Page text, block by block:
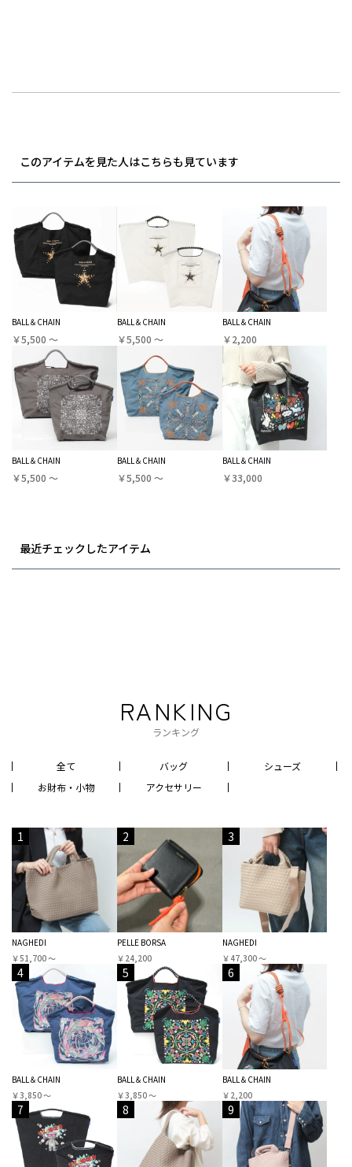
このアイテムを見た人はこちらも見ています
BALL＆CHAIN
￥5,500 〜
BALL＆CHAIN
￥5,500 〜
BALL＆CHAIN
￥2,200
BALL＆CHAIN
￥5,500 〜
BALL＆CHAIN
￥5,500 〜
BALL＆CHAIN
￥33,000
最近チェックしたアイテム
RANKING
ランキング
全て バッグ
シューズ
お財布・小物
アクセサリー
1
NAGHEDI
￥51,700 〜
2
PELLE BORSA
￥24,200
3
NAGHEDI
￥47,300 〜
4
BALL＆CHAIN
￥3,850 〜
5
BALL＆CHAIN
￥3,850 〜
6
BALL＆CHAIN
￥2,200
7 8 9